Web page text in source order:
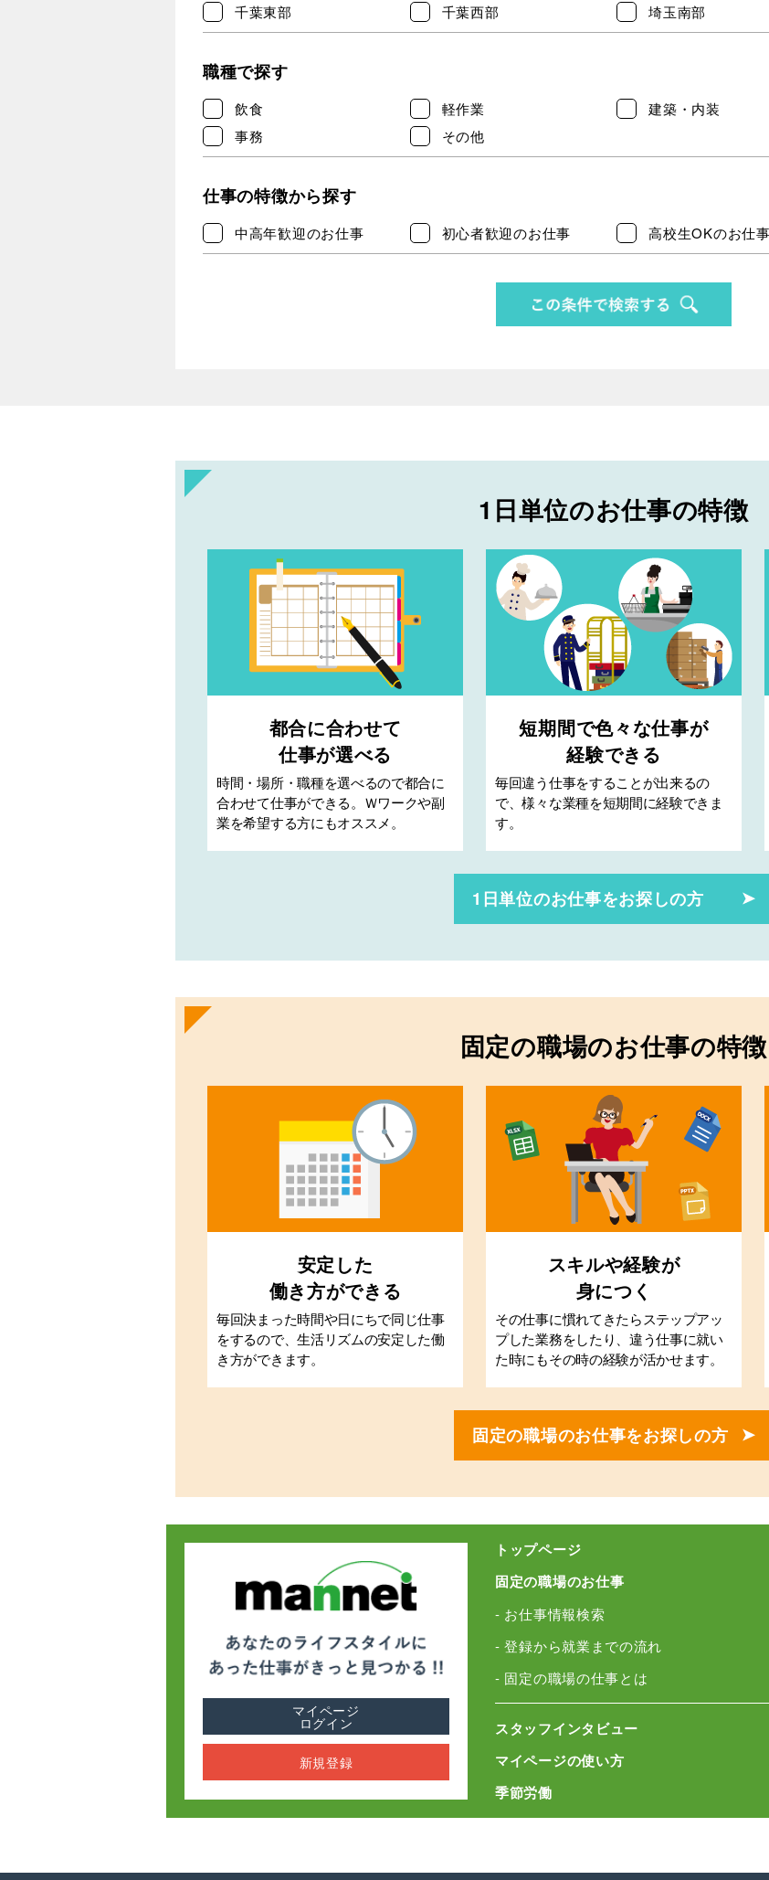
千葉東部
千葉西部 埼玉南部
職種で探す
飲食 軽作業 建築・内装
事務
その他
仕事の特徴から探す
中高年歓迎のお仕事 初心者歓迎のお仕事 高校生OKのお仕事
1日単位のお仕事の特徴
都合に合わせて
仕事が選べる
時間・場所・職種を選べるので都合に
合わせて仕事ができる。Ｗワークや副
業を希望する方にもオススメ。
短期間で色々な仕事が
経験できる
毎回違う仕事をすることが出来るの
で、様々な業種を短期間に経験できま
す。
1日単位のお仕事をお探しの方
固定の職場のお仕事の特徴
安定した
働き方ができる
毎回決まった時間や日にちで同じ仕事
をするので、生活リズムの安定した働
き方ができます。
スキルや経験が
身につく
その仕事に慣れてきたらステップアッ
プした業務をしたり、違う仕事に就い
た時にもその時の経験が活かせます。
固定の職場のお仕事をお探しの方
マイページ
ログイン
新規登録
トップページ
固定の職場のお仕事
- お仕事情報検索
- 登録から就業までの流れ
- 固定の職場の仕事とは
スタッフインタビュー
マイページの使い方
季節労働